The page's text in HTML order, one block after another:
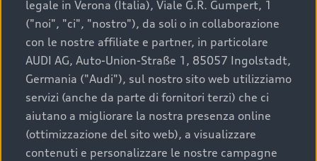
legale in Verona (Italia), Viale G.R. Gumpert, 1
("noi", "ci", "nostro"), da soli o in collaborazione
con le nostre affiliate e partner, in particolare
AUDI AG, Auto-Union-Straße 1, 85057 Ingolstadt,
Germania ("Audi"), sul nostro sito web utilizziamo
servizi (anche da parte di fornitori terzi) che ci
aiutano a migliorare la nostra presenza online
(ottimizzazione del sito web), a visualizzare
contenuti e personalizzare le nostre campagne